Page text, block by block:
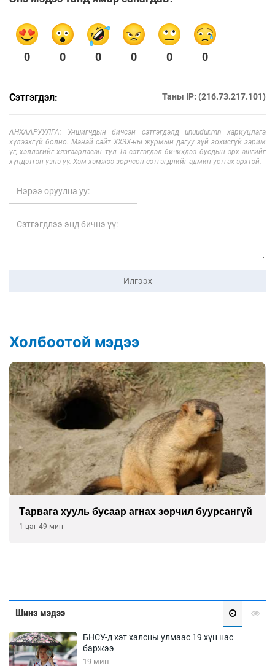
0 0 0 0 0 0
Сэтгэгдэл: Таны IP: (216.73.217.101)
АНХААРУУЛГА: Уншигчдын бичсэн сэтгэгдэлд unuudur.mn хариуцлага
хүлээхгүй болно. Манай сайт ХХЗХ-ны журмын дагуу зүй зохисгүй зарим
үг, хэллэгийг хязгаарласан тул Та сэтгэгдэл бичихдээ бусдын эрх ашгийг
хүндэтгэн үзнэ үү. Хэм хэмжээ зөрчсөн сэтгэгдлийг админ устгах эрхтэй.
Илгээх
Холбоотой мэдээ
Тарвага хууль бусаар агнах зөрчил буурсангүй
1 цаг 49 мин
Шинэ мэдээ
БНСУ-д хэт халсны улмаас 19 хүн нас
баржээ
19 мин